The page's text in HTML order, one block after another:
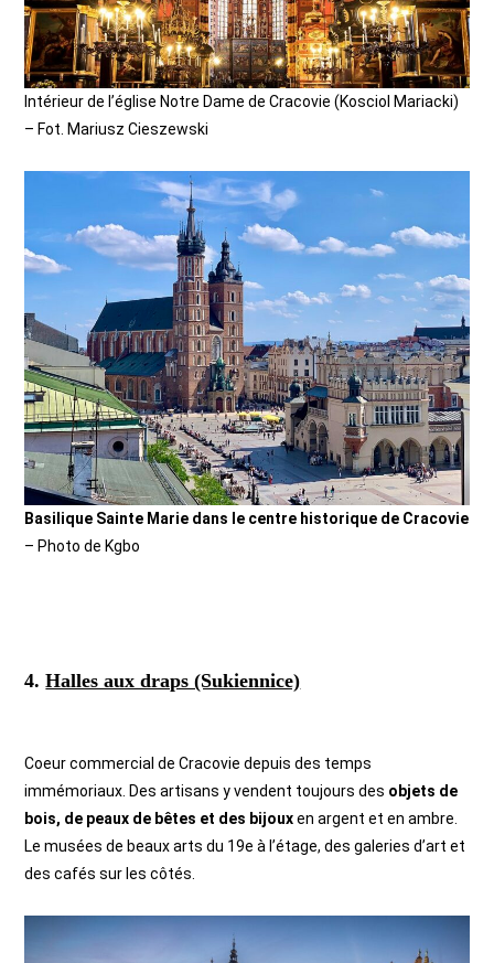
Intérieur de l’église Notre Dame de Cracovie (Kosciol Mariacki)
– Fot. Mariusz Cieszewski
Basilique Sainte Marie dans le centre historique de Cracovie
– Photo de Kgbo
4.Halles aux draps (Sukiennice)
Coeur commercial de Cracovie depuis des temps
immémoriaux. Des artisans y vendent toujours des objets de
bois, de peaux de bêtes et des bijouxen argent et en ambre.
Le musées de beaux arts du 19e à l’étage, des galeries d’art et
des cafés sur les côtés.